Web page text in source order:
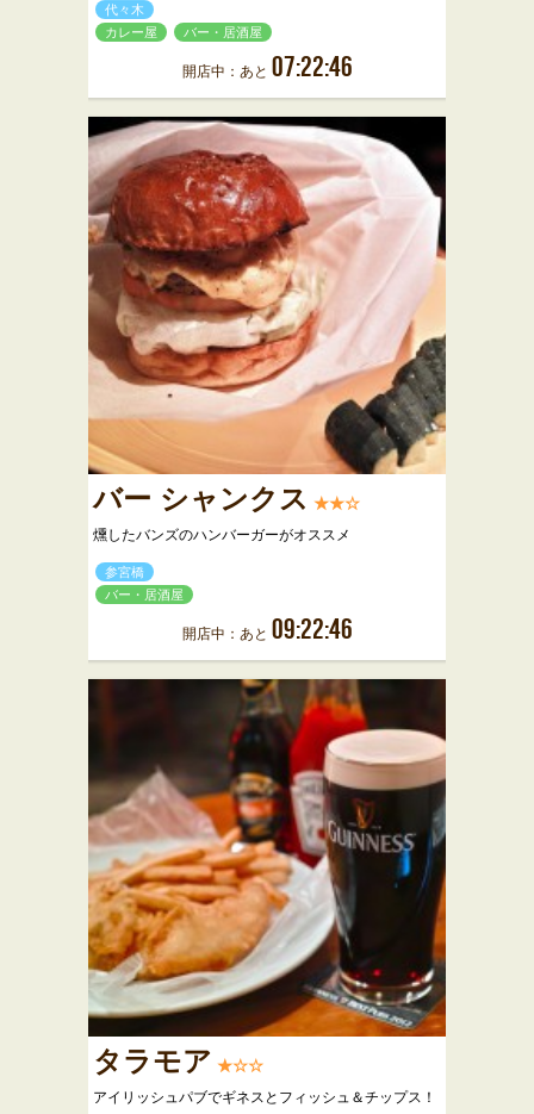
代々木
カレー屋
バー・居酒屋
開店中：あと 07:22:46
バー シャンクス ★★☆
燻したバンズのハンバーガーがオススメ
参宮橋
バー・居酒屋
開店中：あと 09:22:46
タラモア ★☆☆
アイリッシュパブでギネスとフィッシュ＆チップス！